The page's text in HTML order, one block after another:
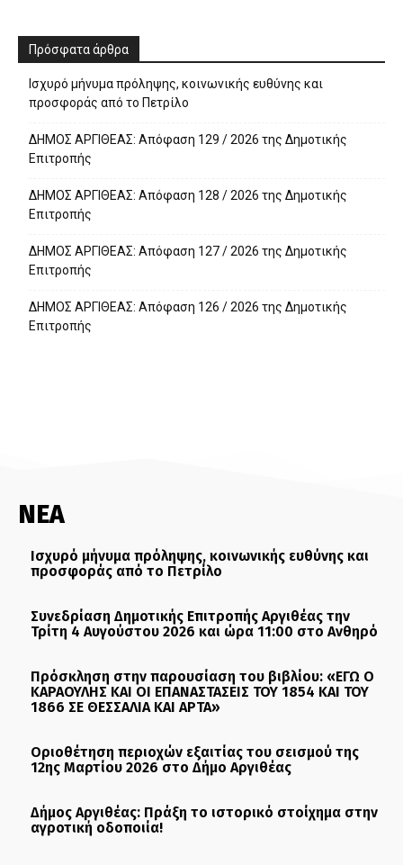
Πρόσφατα άρθρα
Ισχυρό μήνυμα πρόληψης, κοινωνικής ευθύνης και
προσφοράς από το Πετρίλο
ΔΗΜΟΣ ΑΡΓΙΘΕΑΣ: Απόφαση 129 / 2026 της Δημοτικής
Επιτροπής
ΔΗΜΟΣ ΑΡΓΙΘΕΑΣ: Απόφαση 128 / 2026 της Δημοτικής
Επιτροπής
ΔΗΜΟΣ ΑΡΓΙΘΕΑΣ: Απόφαση 127 / 2026 της Δημοτικής
Επιτροπής
ΔΗΜΟΣ ΑΡΓΙΘΕΑΣ: Απόφαση 126 / 2026 της Δημοτικής
Επιτροπής
ΝΕΑ
Ισχυρό μήνυμα πρόληψης, κοινωνικής ευθύνης και
προσφοράς από το Πετρίλο
Συνεδρίαση Δημοτικής Επιτροπής Αργιθέας την
Τρίτη 4 Αυγούστου 2026 και ώρα 11:00 στο Ανθηρό
Πρόσκληση στην παρουσίαση του βιβλίου: «ΕΓΩ Ο
ΚΑΡΑΟΥΛΗΣ ΚΑΙ ΟΙ ΕΠΑΝΑΣΤΑΣΕΙΣ ΤΟΥ 1854 ΚΑΙ ΤΟΥ
1866 ΣΕ ΘΕΣΣΑΛΙΑ ΚΑΙ ΑΡΤΑ»
Οριοθέτηση περιοχών εξαιτίας του σεισμού της
12ης Μαρτίου 2026 στο Δήμο Αργιθέας
Δήμος Αργιθέας: Πράξη το ιστορικό στοίχημα στην
αγροτική οδοποιία!